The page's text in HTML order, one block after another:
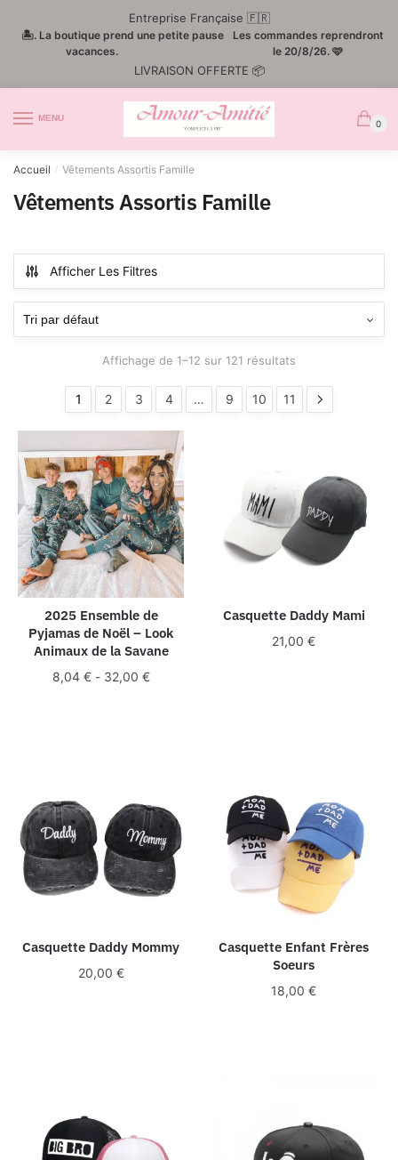
Entreprise Française 🇫🇷
🏝️. La boutique prend une petite pause
vacances.
Les commandes reprendront
le 20/8/26. 🩷
LIVRAISON OFFERTE 📦
MENU
0
Accueil / Vêtements Assortis Famille
Vêtements Assortis Famille
Afficher Les Filtres
Affichage de 1–12 sur 121 résultats
1 2 3 4 … 9 10 11
2025 Ensemble de
Pyjamas de Noël – Look
Animaux de la Savane
8,04 €- 32,00 €
Casquette Daddy Mami
21,00€
Casquette Daddy Mommy
20,00 €
Casquette Enfant Frères
Soeurs
18,00€